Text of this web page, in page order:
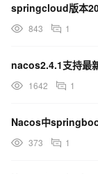
843 1
nacos2.4.1支持最
1642 1
Nacos中
373 1